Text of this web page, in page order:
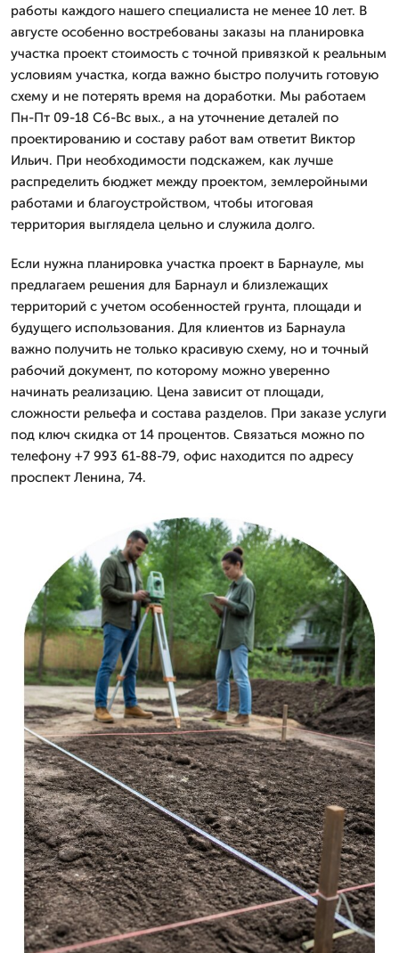
работы каждого нашего специалиста не менее 10 лет. В
августе особенно востребованы заказы на планировка
участка проект стоимость с точной привязкой к реальным
условиям участка, когда важно быстро получить готовую
схему и не потерять время на доработки. Мы работаем
Пн-Пт 09-18 Сб-Вс вых., а на уточнение деталей по
проектированию и составу работ вам ответит Виктор
Ильич. При необходимости подскажем, как лучше
распределить бюджет между проектом, землеройными
работами и благоустройством, чтобы итоговая
территория выглядела цельно и служила долго.
Если нужна планировка участка проект в Барнауле, мы
предлагаем решения для Барнаул и близлежащих
территорий с учетом особенностей грунта, площади и
будущего использования. Для клиентов из Барнаула
важно получить не только красивую схему, но и точный
рабочий документ, по которому можно уверенно
начинать реализацию. Цена зависит от площади,
сложности рельефа и состава разделов. При заказе услуги
под ключ скидка от 14 процентов. Связаться можно по
телефону +7 993 61-88-79, офис находится по адресу
проспект Ленина, 74.